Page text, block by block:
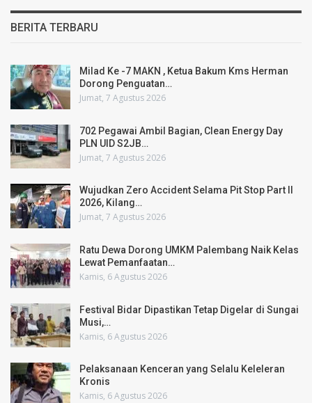
BERITA TERBARU
Milad Ke -7 MAKN , Ketua Bakum Kms Herman
Dorong Penguatan…
Jumat, 7 Agustus 2026
702 Pegawai Ambil Bagian, Clean Energy Day
PLN UID S2JB…
Jumat, 7 Agustus 2026
Wujudkan Zero Accident Selama Pit Stop Part II
2026, Kilang…
Jumat, 7 Agustus 2026
Ratu Dewa Dorong UMKM Palembang Naik Kelas
Lewat Pemanfaatan…
Kamis, 6 Agustus 2026
Festival Bidar Dipastikan Tetap Digelar di Sungai
Musi,…
Kamis, 6 Agustus 2026
Pelaksanaan Kenceran yang Selalu Keleleran
Kronis
Kamis, 6 Agustus 2026